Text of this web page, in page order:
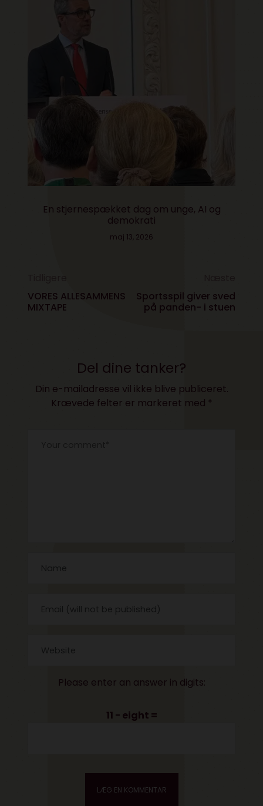
En stjernespækket dag om unge, AI og
demokrati
maj 13, 2026
VORES ALLESAMMENS
MIXTAPE
Sportsspil giver sved
på panden- i stuen
Del dine tanker?
Din e-mailadresse vil ikke blive publiceret.
Krævede felter er markeret med *
Please enter an answer in digits:
11 − eight =